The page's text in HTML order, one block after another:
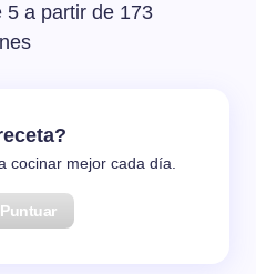
5 a partir de 173
cocinar mejor cada día.
Puntuar